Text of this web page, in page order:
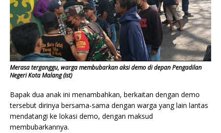
Merasa terganggu, warga membubarkan aksi demo di depan Pengadilan
Negeri Kota Malang (ist)
Bapak dua anak ini menambahkan, berkaitan dengan demo
tersebut dirinya bersama-sama dengan warga yang lain lantas
mendatangi ke lokasi demo, dengan maksud
membubarkannya.